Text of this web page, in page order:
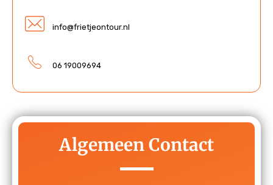
info@frietjeontour.nl
06 19009694
Algemeen Contact